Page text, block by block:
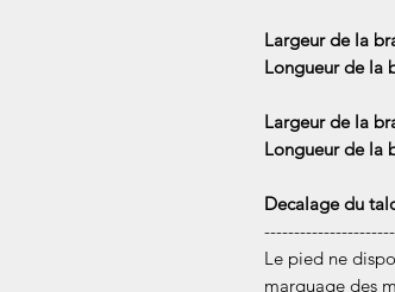
Largeur de la
Longueur de la
Largeur de la
Longueur de la
Decalage du
Le pied ne
marquage des